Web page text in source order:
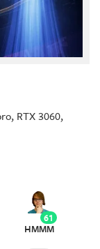
, RTX 3060,
61
HMMM